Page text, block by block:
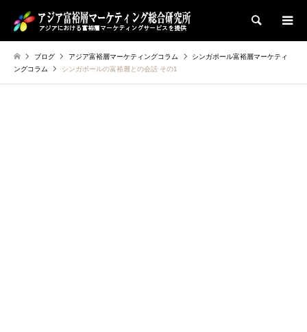
検索
ブログ アジア富裕層マーケティングコラム
シンガポール富裕層マーケティ
ングコラム
シンガポールの富裕層との会話 その1